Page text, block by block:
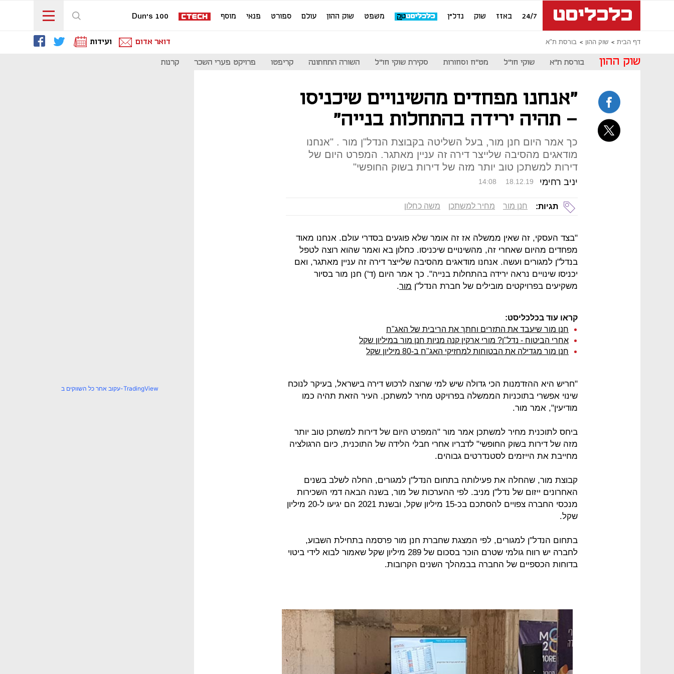
24/7 באזז שוק נדל"ן משפט שוק ההון עולם ספורט פנאי מוסף Dun's 100
דף הבית שוק ההון בורסת ת"א דואר אדום ועידות
שוק ההון בורסת ת"א שוקי חו"ל מט"ח וסחורות סקירת שוקי חו"ל השורה התחתונה קריפטו פרויקט פערי השכר קרנות
"אנחנו מפחדים מהשינויים שיכניסו
- תהיה ירידה בהתחלות בנייה"
כך אמר היום חנן מור, בעל השליטה בקבוצת הנדל"ן מור . "אנחנו
מודאגים מהסיבה שלייצר דירה זה עניין מאתגר. המפרט היום של
דירות למשתכן טוב יותר מזה של דירות בשוק החופשי"
יניב רחימי 14:08 18.12.19
תגיות: חנן מור מחיר למשתכן משה כחלון
"בצד העסקי, זה שאין ממשלה אז זה אומר שלא פוגעים בסדרי עולם. אנחנו מאוד
מפחדים מהיום שאחרי זה, מהשינויים שיכניסו. כחלון בא ואמר שהוא רוצה לטפל
בנדל"ן למגורים ועשה. אנחנו מודאגים מהסיבה שלייצר דירה זה עניין מאתגר, ואם
יכניסו שינויים נראה ירידה בהתחלות בנייה". כך אמר היום (ד') חנן מור בסיור
משקיעים בפרויקטים מובילים של חברת הנדל"ן מור.
קראו עוד בכלכליסט:
חנן מור שיעבד את התזרים וחתך את הריבית של האג"ח
אחרי הביטוח - נדל"ן? מורי ארקין קנה מניות חנן מור במיליון שקל
חנן מור מגדילה את הבטוחות למחזיקי האג"ח ב-80 מיליון שקל
"חריש היא ההזדמנות הכי גדולה שיש למי שרוצה לרכוש דירה בישראל, בעיקר לנוכח
שינוי אפשרי בתוכניות הממשלה בפרויקט מחיר למשתכן. העיר הזאת תהיה כמו
מודיעין", אמר מור.
ביחס לתוכנית מחיר למשתכן אמר מור "המפרט היום של דירות למשתכן טוב יותר
מזה של דירות בשוק החופשי" לדבריו אחרי חבלי הלידה של התוכנית, כיום הרגולציה
מחייבת את הייזמים לסטנדרטים גבוהים.
קבוצת מור, שהחלה את פעילותה בתחום הנדל"ן למגורים, החלה לשלב בשנים
האחרונים ייזום של נדל"ן מניב. לפי ההערכות של מור, בשנה הבאה דמי השכירות
מנכסי החברה צפויים להסתכם בכ-15 מיליון שקל, ובשנת 2021 הם יגיעו ל-20 מיליון
שקל.
בתחום הנדל"ן למגורים, לפי המצגת שחברת חנן מור פרסמה בתחילת השבוע,
לחברה יש רווח גולמי שטרם הוכר בסכום של 289 מיליון שקל שאמור לבוא לידי ביטוי
בדוחות הכספיים של החברה בבמהלך השנים הקרובות.
עקוב אחר כל השווקים ב-TradingView